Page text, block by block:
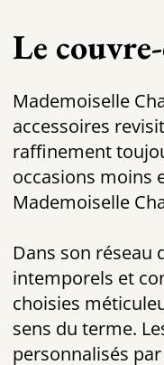
Le
Mademoiselle
accessoires
raffinement
occasions moins
Mademoiselle
Dans son réseau
intemporels et
choisies
sens du terme.
personnalisés